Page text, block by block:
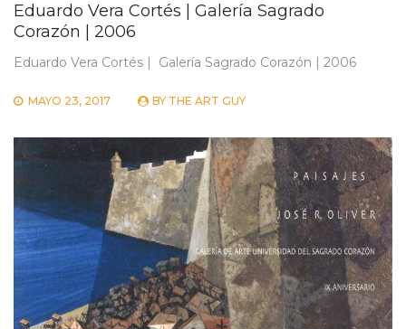
Eduardo Vera Cortés | Galería Sagrado
Corazón | 2006
Eduardo Vera Cortés | Galería Sagrado Corazón | 2006
MAYO 23, 2017 BY THE ART GUY